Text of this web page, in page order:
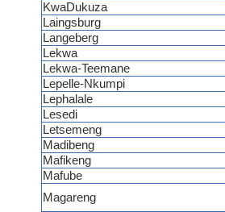
KwaDukuza
Laingsburg
Langeberg
Lekwa
Lekwa-Teemane
Lepelle-Nkumpi
Lephalale
Lesedi
Letsemeng
Madibeng
Mafikeng
Mafube
Magareng